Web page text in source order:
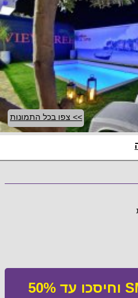
>> צפו בכל התמונות
קבלו מבצעי SMS וחיסכו עד 50%